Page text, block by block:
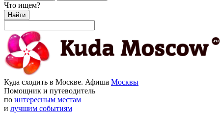
Что ищем?
Найти
Куда сходить в Москве. Афиша Москвы
Помощник и путеводитель
по интересным местам
и лучшим событиям